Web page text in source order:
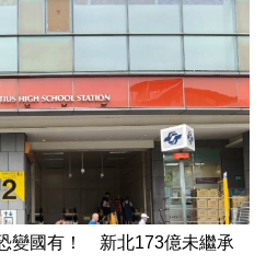
變國有！ 新北173億未繼承